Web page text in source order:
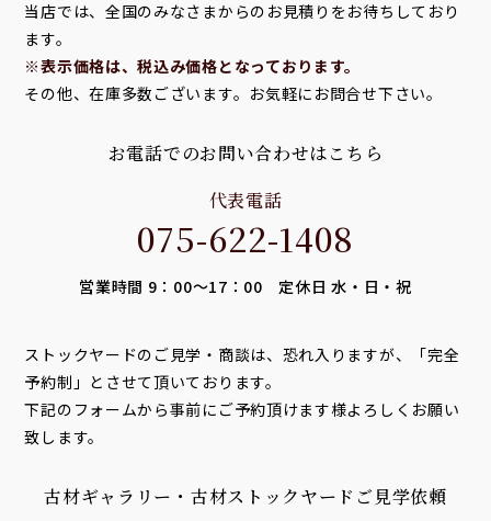
当店では、全国のみなさまからのお見積りをお待ちしており
ます。
※表示価格は、税込み価格となっております。
その他、在庫多数ございます。お気軽にお問合せ下さい。
お電話でのお問い合わせはこちら
代表電話
075-622-1408
営業時間 9：00～17：00 定休日 水・日・祝
ストックヤードのご見学・商談は、恐れ入りますが、「完全
予約制」とさせて頂いております。
下記のフォームから事前にご予約頂けます様よろしくお願い
致します。
古材ギャラリー・古材ストックヤードご見学依頼